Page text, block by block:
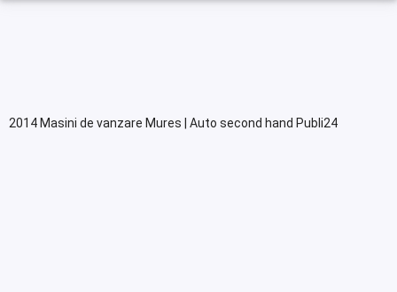
2014 Masini de vanzare Mures | Auto second hand Publi24